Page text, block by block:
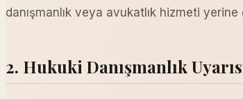
danışmanlık veya avukatlık hizmeti
2. Hukuki Danışmanlık